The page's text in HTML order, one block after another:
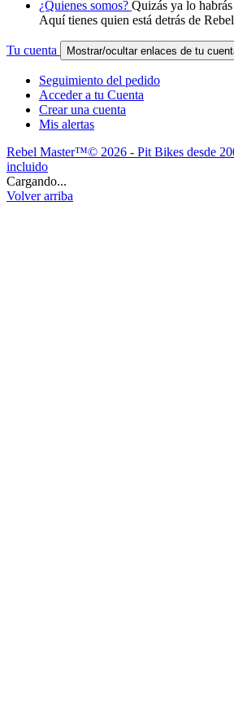
¿Quienes somos? Quizás ya lo
Aquí tienes quien está detrás de
Tu cuenta Mostrar/ocultar enlaces de tu
Seguimiento del pedido
Acceder a tu Cuenta
Crear una cuenta
Mis alertas
Rebel Master™© 2026 - Pit Bikes desde
incluido
Cargando...
Volver arriba